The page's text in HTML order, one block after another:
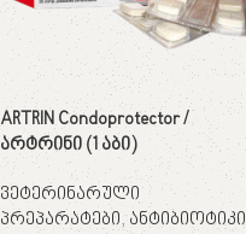
ARTRIN Condoprotector /
არტრინი (1 აბი)
ვეტერინარული
პრეპარატები,ანტიბიოტიკი